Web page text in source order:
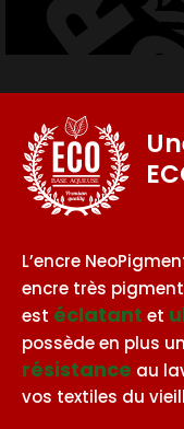
BASE AQUEUSE
L’encre
encre très
est éclatant et
possède en plus
résistance au
vos textiles du